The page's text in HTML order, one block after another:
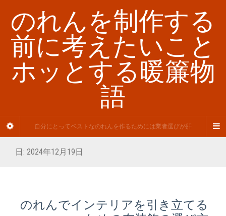
のれんを制作する
前に考えたいこと
ホッとする暖簾物
語
自分にとってベストなのれんを作るためには業者選びが肝
日: 2024年12月19日
のれんでインテリアを引き立てる